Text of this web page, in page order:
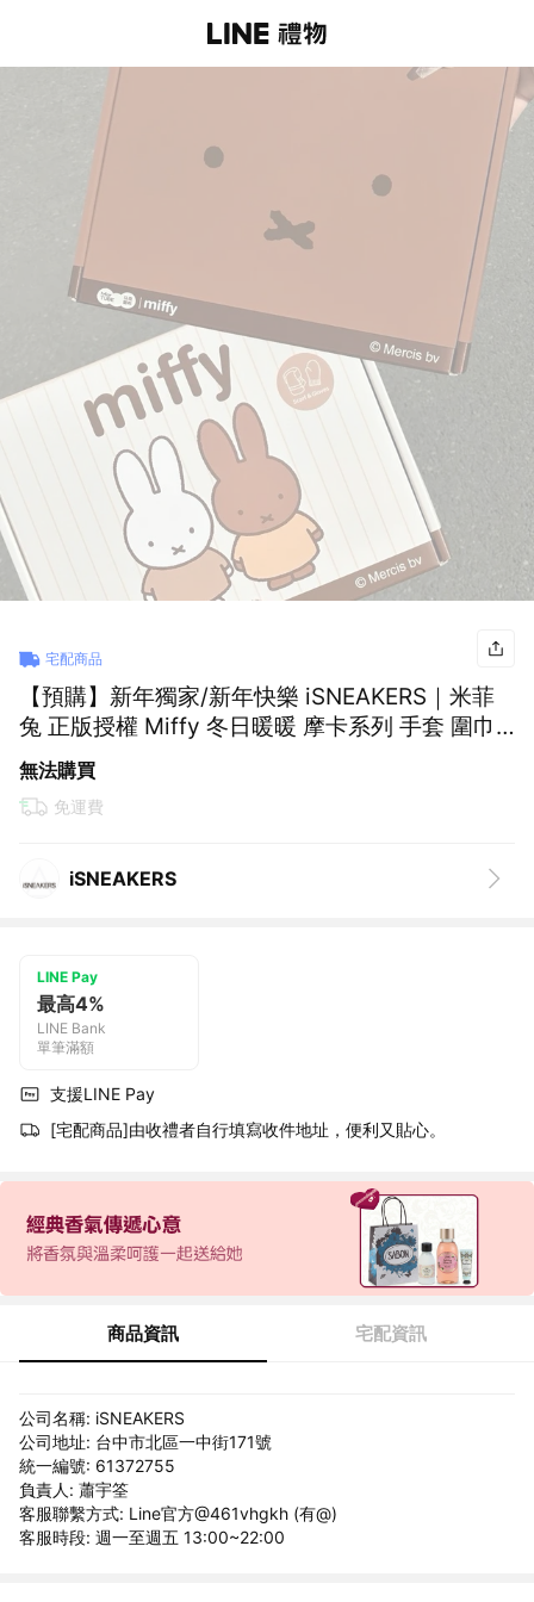
宅配商品
【預購】新年獨家/新年快樂 iSNEAKERS｜米菲
兔 正版授權 Miffy 冬日暖暖 摩卡系列 手套 圍巾
毛帽 馬克杯 禮盒套裝
無法購買
免運費
iSNEAKERS
LINE Pay
最高4%
LINE Bank
單筆滿額
支援LINE Pay
[宅配商品]由收禮者自行填寫收件地址，便利又貼心。
商品資訊 宅配資訊
公司名稱: iSNEAKERS
公司地址: 台中市北區一中街171號
統一編號: 61372755
負責人: 蕭宇筌
客服聯繫方式: Line官方@461vhgkh (有@)
客服時段: 週一至週五 13:00~22:00